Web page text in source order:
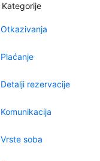
Kategorije
Otkazivanja
Plaćanje
Detalji rezervacije
Komunikacija
Vrste soba